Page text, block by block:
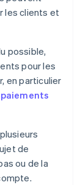
les clients et
possible,
pour les
en particulier
paiements
de
ou de la